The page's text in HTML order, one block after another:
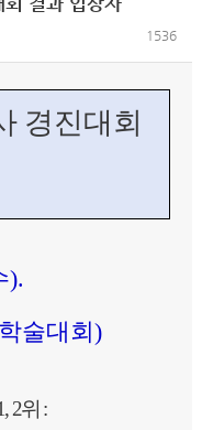
1536
경진대회
).
술대회)
2위 :